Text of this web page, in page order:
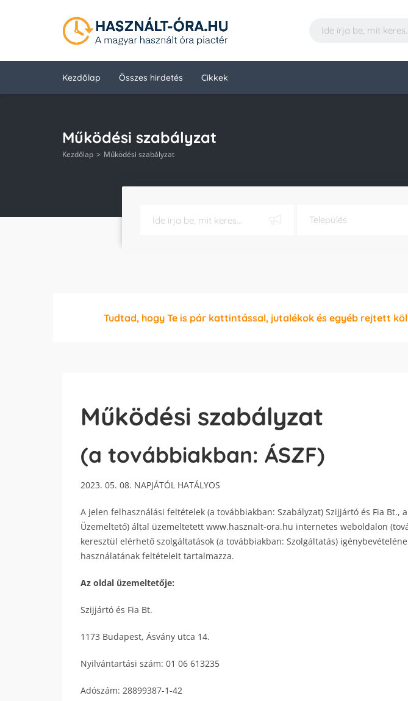
Kezdőlap Összes hirdetés Cikkek
Működési szabályzat
Kezdőlap Működési szabályzat
Tudtad, hogy Te is pár kattintással, jutalékok és egyéb rejtett
Működési szabályzat
(a továbbiakban: ÁSZF)
2023. 05. 08. NAPJÁTÓL HATÁLYOS
A jelen felhasználási feltételek (a továbbiakban: Szabályzat) Szijjártó és Fia Bt.,
Üzemeltető) által üzemeltetett www.hasznalt-ora.hu internetes weboldalon
keresztül elérhető szolgáltatások (a továbbiakban: Szolgáltatás)
használatának feltételeit tartalmazza.
Az oldal üzemeltetője:
Szijjártó és Fia Bt.
1173 Budapest, Ásvány utca 14.
Nyilvántartási szám: 01 06 613235
Adószám: 28899387-1-42